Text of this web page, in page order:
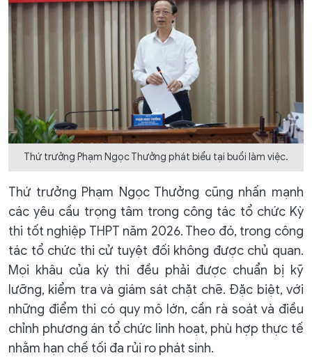
Thứ trưởng Phạm Ngọc Thưởng phát biểu tại buổi làm việc.
Thứ trưởng Phạm Ngọc Thưởng cũng nhấn mạnh
các yêu cầu trọng tâm trong công tác tổ chức Kỳ
thi tốt nghiệp THPT năm 2026. Theo đó, trong công
tác tổ chức thi cử tuyệt đối không được chủ quan.
Mọi khâu của kỳ thi đều phải được chuẩn bị kỹ
lưỡng, kiểm tra và giám sát chặt chẽ. Đặc biệt, với
những điểm thi có quy mô lớn, cần rà soát và điều
chỉnh phương án tổ chức linh hoạt, phù hợp thực tế
nhằm hạn chế tối đa rủi ro phát sinh.